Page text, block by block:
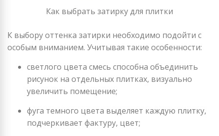
Как выбрать затирку для плитки
К выбору оттенка затирки необходимо подойти с
особым вниманием. Учитывая такие особенности:
светлого цвета смесь способна объединить
рисунок на отдельных плитках, визуально
увеличить помещение;
фуга темного цвета выделяет каждую плитку,
подчеркивает фактуру, цвет;